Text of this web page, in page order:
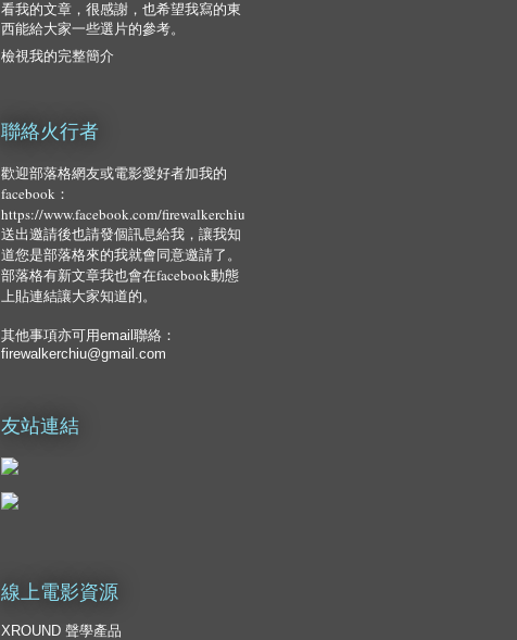
看我的文章，很感謝，也希望我寫的東
西能給大家一些選片的參考。
檢視我的完整簡介
聯絡火行者
歡迎部落格網友或電影愛好者加我的
facebook：
https://www.facebook.com/firewalkerchiu
送出邀請後也請發個訊息給我，讓我知
道您是部落格來的我就會同意邀請了。
部落格有新文章我也會在facebook動態
上貼連結讓大家知道的。
其他事項亦可用email聯絡：
firewalkerchiu@gmail.com
友站連結
線上電影資源
XROUND 聲學產品